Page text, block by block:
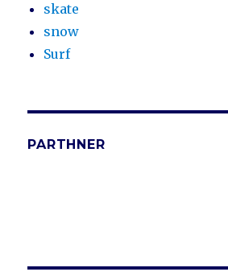
skate
snow
Surf
PARTHNER